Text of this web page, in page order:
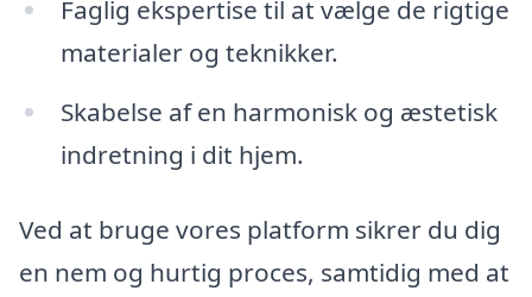
Faglig ekspertise til at vælge de rigtige
materialer og teknikker.
Skabelse af en harmonisk og æstetisk
indretning i dit hjem.
Ved at bruge vores platform sikrer du dig
en nem og hurtig proces, samtidig med at